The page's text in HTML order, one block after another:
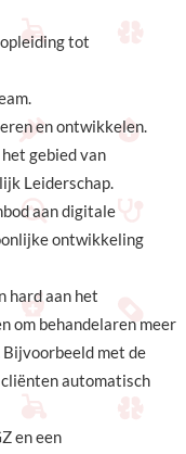
tot
en ontwikkelen.
gebied van
Leiderschap.
aan digitale
ontwikkeling
hard aan het
om behandelaren meer
met de
automatisch
en een